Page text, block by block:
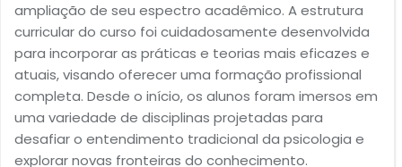
ampliação de seu espectro acadêmico. A estrutura
curricular do curso foi cuidadosamente desenvolvida
para incorporar as práticas e teorias mais eficazes e
atuais, visando oferecer uma formação profissional
completa. Desde o início, os alunos foram imersos em
uma variedade de disciplinas projetadas para
desafiar o entendimento tradicional da psicologia e
explorar novas fronteiras do conhecimento.